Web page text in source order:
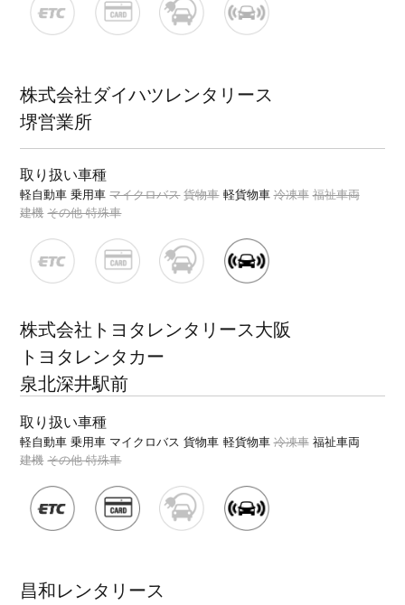
株式会社ダイハツレンタリース
堺営業所
取り扱い車種
軽自動車 乗用車 マイクロバス 貨物車 軽貨物車 冷凍車 福祉車両
建機 その他 特殊車
株式会社トヨタレンタリース大阪
トヨタレンタカー
泉北深井駅前
取り扱い車種
軽自動車 乗用車 マイクロバス 貨物車 軽貨物車 冷凍車 福祉車両
建機 その他 特殊車
昌和レンタリース